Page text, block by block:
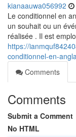
kianaauwa056992
Le conditionnel en
un souhait ou un
réalisée . Il est
https://
conditionnel-en-
Comments
Comments
Submit a Comment
No HTML